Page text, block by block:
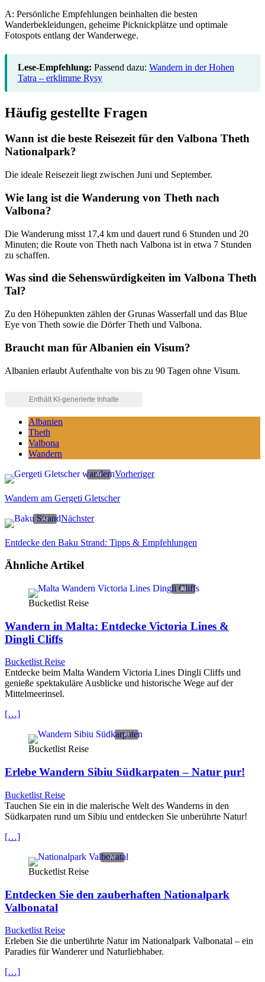
A: Persönliche Empfehlungen beinhalten die besten
Wanderbekleidungen, geheime Picknickplätze und optimale
Fotospots entlang der Wanderwege.
Lese-Empfehlung: Passend dazu: Wandern in der Hohen
Tatra – erklimme Rysy
Häufig gestellte Fragen
Wann ist die beste Reisezeit für den Valbona Theth
Nationalpark?
Die ideale Reisezeit liegt zwischen Juni und September.
Wie lang ist die Wanderung von Theth nach
Valbona?
Die Wanderung misst 17,4 km und dauert rund 6 Stunden und 20
Minuten; die Route von Theth nach Valbona ist in etwa 7 Stunden
zu schaffen.
Was sind die Sehenswürdigkeiten im Valbona Theth
Tal?
Zu den Höhepunkten zählen der Grunas Wasserfall und das Blue
Eye von Theth sowie die Dörfer Theth und Valbona.
Braucht man für Albanien ein Visum?
Albanien erlaubt Aufenthalte von bis zu 90 Tagen ohne Visum.
Albanien
Theth
Valbona
Wandern
Vorheriger
Wandern am Gergeti Gletscher
Nächster
Entdecke den Baku Strand: Tipps & Empfehlungen
Ähnliche Artikel
Bucketlist Reise
Wandern in Malta: Entdecke Victoria Lines &
Dingli Cliffs
Bucketlist Reise
Entdecke beim Malta Wandern Victoria Lines Dingli Cliffs und
genieße spektakuläre Ausblicke und historische Wege auf der
Mittelmeerinsel.
[…]
Bucketlist Reise
Erlebe Wandern Sibiu Südkarpaten – Natur pur!
Bucketlist Reise
Tauchen Sie ein in die malerische Welt des Wanderns in den
Südkarpaten rund um Sibiu und entdecken Sie unberührte Natur!
[…]
Bucketlist Reise
Entdecken Sie den zauberhaften Nationalpark
Valbonatal
Bucketlist Reise
Erleben Sie die unberührte Natur im Nationalpark Valbonatal – ein
Paradies für Wanderer und Naturliebhaber.
[…]